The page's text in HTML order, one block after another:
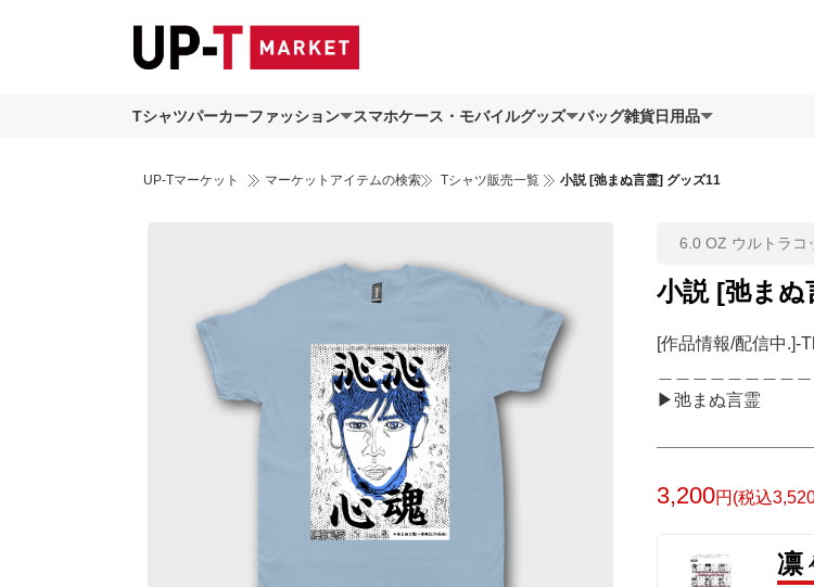
Tシャツパーカーファッション スマホケース・モバイルグッズ バッグ雑貨日用品
UP-Tマーケット マーケットアイテムの検索 Tシャツ販売一覧 小説 [弛まぬ言霊] グッズ11
6.0 OZ ウルトラ
小説 [弛まぬ
[作品情報/配信中.]-
▶︎弛まぬ言霊
＜著者 : 小説/作詞
日本語版: https://
英語版: https://
▶︎弛まぬ言霊[+挿画
3,200円(税込
凛